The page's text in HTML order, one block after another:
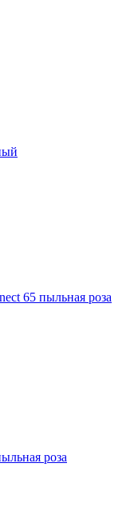
65 пыльная роза
роза